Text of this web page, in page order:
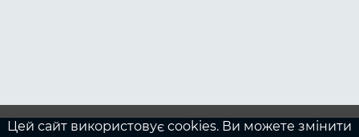
Цей сайт використовує cookies. Ви можете змінити